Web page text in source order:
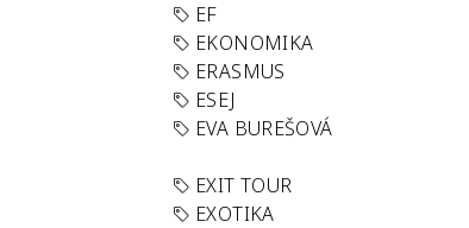
EF
EKONOMIKA
ERASMUS
ESEJ
EVA BUREŠOVÁ
EXIT TOUR
EXOTIKA